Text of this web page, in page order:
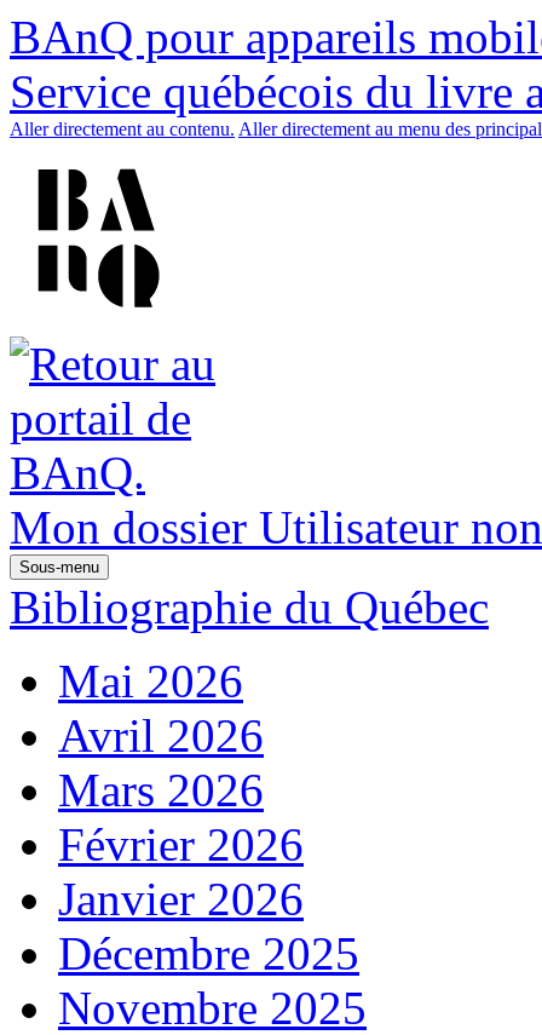
BAnQ pour appareils
Service québécois du livre
Aller directement au contenu. Aller directement au menu des
Mon dossier Utilisateur
Sous-menu
Bibliographie du Québec
Mai 2026
Avril 2026
Mars 2026
Février 2026
Janvier 2026
Décembre 2025
Novembre 2025